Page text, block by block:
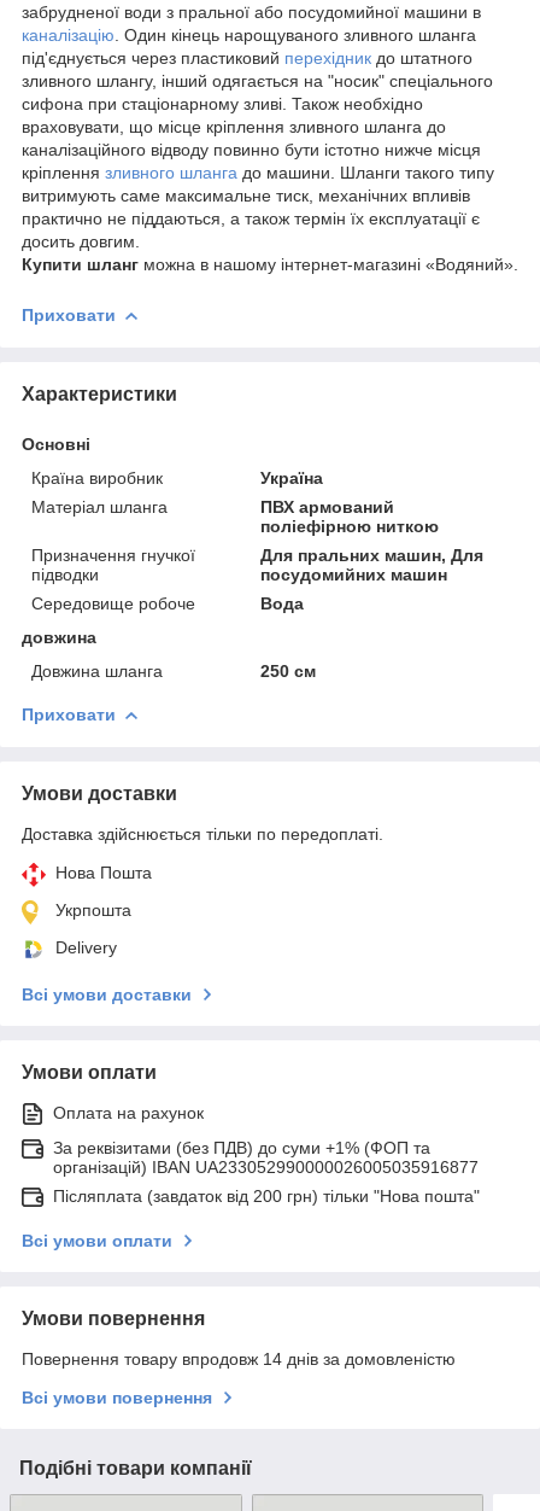
забрудненої води з пральної або посудомийної машини в
каналізацію . Один кінець нарощуваного зливного шланга
під'єднується через пластиковий перехідник до штатного
зливного шлангу, інший одягається на "носик" спеціального
сифона при стаціонарному зливі. Також необхідно
враховувати, що місце кріплення зливного шланга до
каналізаційного відводу повинно бути істотно нижче місця
кріплення зливного шланга до машини. Шланги такого типу
витримують саме максимальне тиск, механічних впливів
практично не піддаються, а також термін їх експлуатації є
досить довгим.
Купити шланг можна в нашому інтернет-магазині «Водяний».
Приховати
Характеристики
Основні
Країна виробник
Україна
Матеріал шланга
ПВХ армований
поліефірною ниткою
Призначення гнучкої
підводки
Для пральних машин, Для
посудомийних машин
Середовище робоче
Вода
довжина
Довжина шланга
250 см
Приховати
Умови доставки
Доставка здійснюється тільки по передоплаті.
Нова Пошта
Укрпошта
Delivery
Всі умови доставки
Умови оплати
Оплата на рахунок
За реквізитами (без ПДВ) до суми +1% (ФОП та
організацій) IBAN UA233052990000026005035916877
Післяплата (завдаток від 200 грн) тільки "Нова пошта"
Всі умови оплати
Умови повернення
Повернення товару впродовж 14 днів за домовленістю
Всі умови повернення
Подібні товари компанії